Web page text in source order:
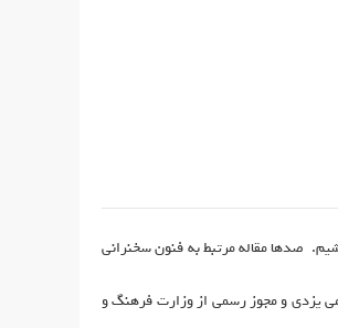
صدها مقاله مرتبط به فنون سخنرانی
یزدی و مجوز رسمی از وزارت فرهنگ و